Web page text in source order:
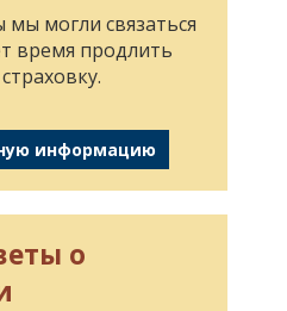
могли связаться
время продлить
информацию
о